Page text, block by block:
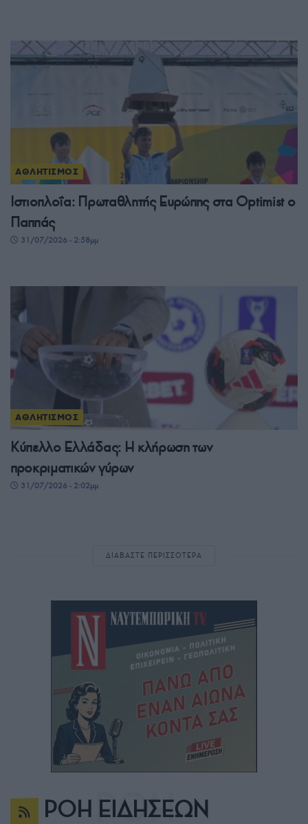
ΑΘΛΗΤΙΣΜΟΣ
Ιστιοπλοΐα: Πρωταθλητής Ευρώπης στα Optimist ο
Παππάς
31/07/2026 - 2:58μμ
ΑΘΛΗΤΙΣΜΟΣ
Κύπελλο Ελλάδας: Η κλήρωση των
προκριματικών γύρων
31/07/2026 - 2:02μμ
ΔΙΑΒΑΣΤΕ ΠΕΡΙΣΣΟΤΕΡΑ
ΡΟΗ ΕΙΔΗΣΕΩΝ